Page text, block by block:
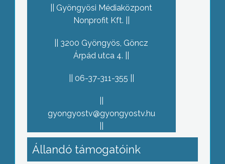
Gyöngyösi Médiaközpont
Nonprofit Kft.
3200 Gyöngyös, Göncz
Árpád utca 4.
06-37-311-355
gyongyostv@gyongyostv.hu
Állandó támogatóink